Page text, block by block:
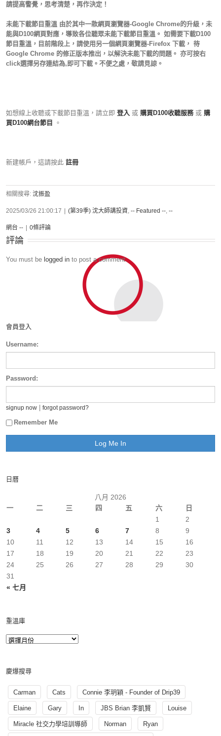
請提高警覺，思考清楚，再作決定！
未能下載節目重溫 由於其中一款網頁瀏覽器-Google Chrome的升級，未
能與D100網頁對應，導致各位聽眾未能下載節目重溫。 如需要下載D100
節目重溫，目前階段上，請使用另一個網頁瀏覽器-Firefox 下載， 待
Google Chrome 的修正版本推出，以解決未能下載的問題。 亦可按右
click選擇另存連結為,即可下載。不便之處，敬請見諒。
如想線上收聽或下載節目重溫，請立即 登入 或 購買D100收聽服務 或 購
買D100網台節目
。
新建帳戶，這請按此 註冊
相關搜尋: 沈振盈
2025/03/26 21:00:17 (第39季) 沈大師講投資, -- Featured --, --
網台 -- 0條評論
評論
You must be logged in to post a comment.
會員登入
Username:
Password:
signup now forgot password?
Remember Me
日曆
八月 2026
一
二 三 四 五 六 日
« 七月
1
2
3
4 5 6 7 8
9
10
11 12 13 14 15
16
17
18 19 20 21 22
23
24
25 26 27 28 29
30
31
重溫庫
慶爆搜尋
Carman Cats Connie 李玥穎 - Founder of Drip39
Elaine Gary In JBS Brian 李凱賢 Louise
Miracle 社交力學培訓導師 Norman Ryan